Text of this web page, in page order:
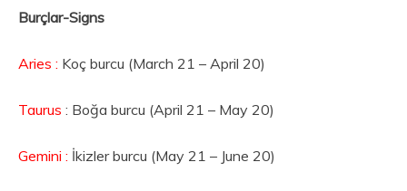
Burçlar-Signs
Aries : Koç burcu (March 21 – April 20)
Taurus : Boğa burcu (April 21 – May 20)
Gemini : İkizler burcu (May 21 – June 20)